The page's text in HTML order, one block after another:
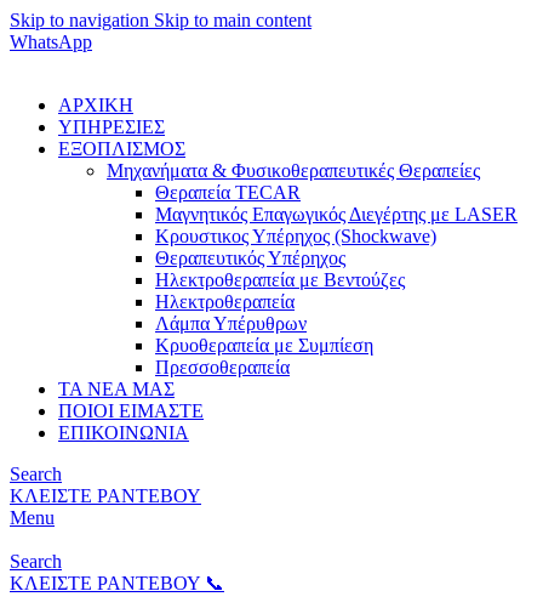
Skip to navigation Skip to main content
WhatsApp
ΑΡΧΙΚΗ
ΥΠΗΡΕΣΙΕΣ
ΕΞΟΠΛΙΣΜΟΣ
Μηχανήματα & Φυσικοθεραπευτικές Θεραπείες
Θεραπεία TECAR
Μαγνητικός Επαγωγικός Διεγέρτης με LASER
Κρουστικος Υπέρηχος (Shockwave)
Θεραπευτικός Υπέρηχος
Ηλεκτροθεραπεία με Βεντούζες
Ηλεκτροθεραπεία
Λάμπα Υπέρυθρων
Κρυοθεραπεία με Συμπίεση
Πρεσσοθεραπεία
ΤΑ ΝΕΑ ΜΑΣ
ΠΟΙΟΙ ΕΙΜΑΣΤΕ
ΕΠΙΚΟΙΝΩΝΙΑ
Search
ΚΛΕΙΣΤΕ ΡΑΝΤΕΒΟΥ
Menu
Search
ΚΛΕΙΣΤΕ ΡΑΝΤΕΒΟΥ 📞